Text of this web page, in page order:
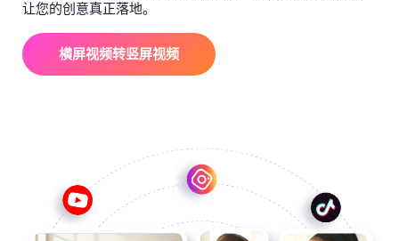
让您的创意真正落地。
横屏视频转竖屏视频